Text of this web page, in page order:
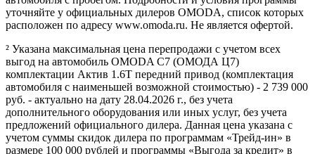
уточняйте у официальных дилеров OMODA, список которых
расположен по адресу www.omoda.ru. Не является офертой.
² Указана максимальная цена перепродажи с учетом всех
выгод на автомобиль OMODA C7 (ОМОДА Ц7)
комплектации Актив 1.6T передний привод (комплектация
автомобиля с наименьшей возможной стоимостью) - 2 739 000
руб. - актуально на дату 28.04.2026 г., без учета
дополнительного оборудования или иных услуг, без учета
предложений официального дилера. Данная цена указана с
учетом суммы скидок дилера по программам «Трейд-ин» в
размере 100 000 рублей и программы «Выгода за кредит» в